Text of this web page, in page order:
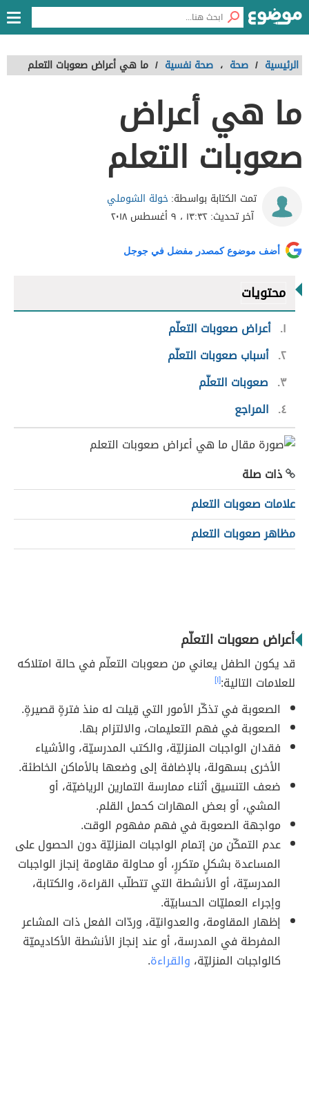
الرئيسية / صحة ، صحة نفسية / ما هي أعراض صعوبات التعلم
ما هي أعراض
صعوبات التعلم
تمت الكتابة بواسطة:خولة الشوملي
آخر تحديث:١٣:٣٢ ، ٩ أغسطس ٢٠١٨
أضف موضوع كمصدر مفضل في جوجل
محتويات
١ أعراض صعوبات التعلّم
٢ أسباب صعوبات التعلّم
٣
صعوبات التعلّم
٤
المراجع
ذات صلة
علامات صعوبات التعلم
مظاهر صعوبات التعلم
أعراض صعوبات التعلّم
قد يكون الطفل يعاني من صعوبات التعلّم في حالة امتلاكه
للعلامات التالية:[١]
الصعوبة في تذكّر الأمور التي قِيلت له منذ فترةٍ قصيرةٍ.
الصعوبة في فهم التعليمات، والالتزام بها.
فقدان الواجبات المنزليّة، والكتب المدرسيّة، والأشياء
الأخرى بسهولة، بالإضافة إلى وضعها بالأماكن الخاطئة.
ضعف التنسيق أثناء ممارسة التمارين الرياضيّة، أو
المشي، أو بعض المهارات كحمل القلم.
مواجهة الصعوبة في فهم مفهوم الوقت.
عدم التمكّن من إتمام الواجبات المنزليّة دون الحصول على
المساعدة بشكلٍ متكررٍ، أو محاولة مقاومة إنجاز الواجبات
المدرسيّة، أو الأنشطة التي تتطلّب القراءة، والكتابة،
وإجراء العمليّات الحسابيّة.
إظهار المقاومة، والعدوانيّة، وردّات الفعل ذات المشاعر
المفرطة في المدرسة، أو عند إنجاز الأنشطة الأكاديميّة
كالواجبات المنزليّة، والقراءة.